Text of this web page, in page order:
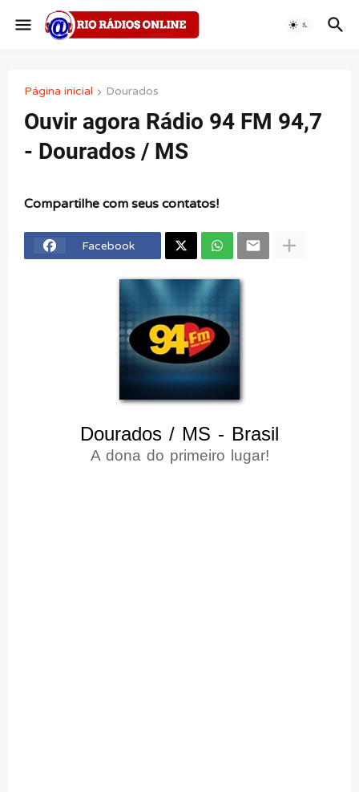
Página inicial Dourados
Ouvir agora Rádio 94 FM 94,7
- Dourados / MS
Compartilhe com seus contatos!
Facebook
Dourados / MS - Brasil
A dona do primeiro lugar!